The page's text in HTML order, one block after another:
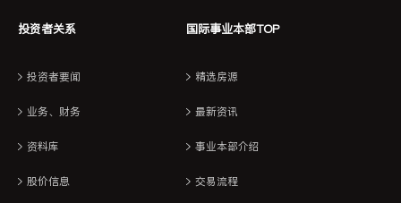
投资者关系
投资者要闻
业务、财务
资料库
股价信息
国际事业本部TOP
精选房源
最新资讯
事业本部介绍
交易流程